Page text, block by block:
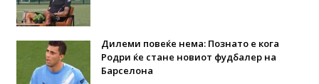
Дилеми повеќе нема: Познато е кога
Родри ќе стане новиот фудбалер на
Барселона